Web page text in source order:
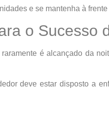
e se mantenha à
o Sucesso
é alcançado da
deve estar disposto a